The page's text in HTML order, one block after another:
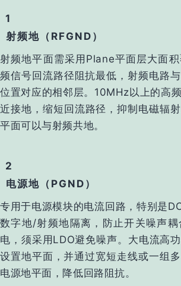
1
射频地（RFGND）
射频地平面需采用‌Plane平面层大面
频信号回流路径阻抗最低，射频电路
位置对应的相邻层。10MHz以上的高
近接地‌，缩短回流路径，抑制电磁辐
平面可以与射频共地。
2
电源地（PGND）
专用于电源模块的电流回路，特别是
数字地/射频地隔离，防止开关噪声
电，须采用LDO避免噪声。大电流高
设置地平面，并通过‌宽短走线‌或一组
电源地平面，降低回路阻抗‌。